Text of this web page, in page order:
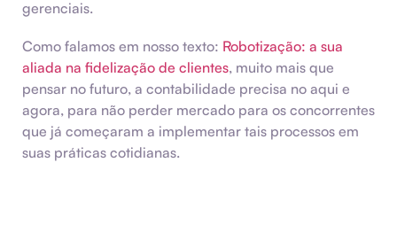
gerenciais.
Como falamos em nosso texto: Robotização: a sua
aliada na fidelização de clientes, muito mais que
pensar no futuro, a contabilidade precisa no aqui e
agora, para não perder mercado para os concorrentes
que já começaram a implementar tais processos em
suas práticas cotidianas.